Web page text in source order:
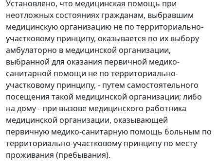
Установлено, что медицинская помощь при
неотложных состояниях гражданам, выбравшим
медицинскую организацию не по территориально-
участковому принципу, оказывается по их выбору
амбулаторно в медицинской организации,
выбранной для оказания первичной медико-
санитарной помощи не по территориально-
участковому принципу, - путем самостоятельного
посещения такой медицинской организации; либо
на дому - при вызове медицинского работника
медицинской организации, оказывающей
первичную медико-санитарную помощь больным по
территориально-участковому принципу по месту
проживания (пребывания).